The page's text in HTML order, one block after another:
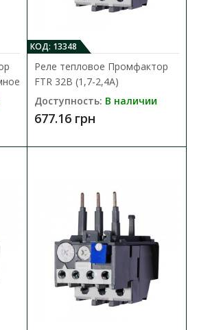
КОД: 13348
Реле тепловое Промфактор
FTR 32B (1,7-2,4А)
Доступность: В наличии
677.16 грн